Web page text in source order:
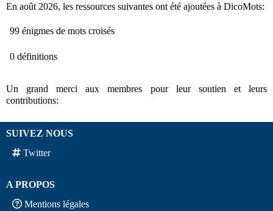
En août 2026, les ressources suivantes ont été ajoutées à DicoMots:
99 énigmes de mots croisés
0 définitions
Un grand merci aux membres pour leur soutien et leurs
contributions:
SUIVEZ NOUS
Twitter
A PROPOS
Mentions légales